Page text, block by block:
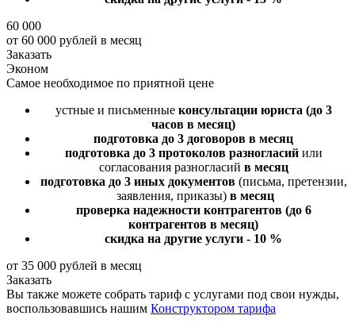
60 000
от 60 000 рублей в месяц
Заказать
Эконом
Самое необходимое по приятной цене
устные и письменные консультации юриста (до 3
часов в месяц)
подготовка до 3 договоров в месяц
подготовка до 3 протоколов разногласийили
согласования разногласий в месяц
подготовка до 3 иных документов(письма, претензии,
заявления, приказы) в месяц
проверка надежности контрагентов (до 6
контрагентов в месяц)
скидка на другие услуги - 10 %
от 35 000 рублей в месяц
Заказать
Вы также можете собрать тариф с услугами под свои нужды,
воспользовавшись нашим Конструктором тарифа